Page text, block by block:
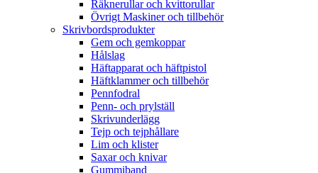
Räknerullar och kvittorullar
Övrigt Maskiner och tillbehör
Skrivbordsprodukter
Gem och gemkoppar
Hålslag
Häftapparat och häftpistol
Häftklammer och tillbehör
Pennfodral
Penn- och prylställ
Skrivunderlägg
Tejp och tejphållare
Lim och klister
Saxar och knivar
Gummiband